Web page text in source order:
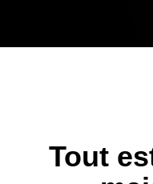
Tout